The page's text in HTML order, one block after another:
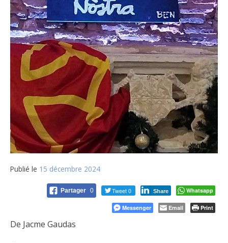
Publié le 15 décembre 2024
Partager 0 Tweet 0 Share Whatsapp
Messenger Email Print
De Jacme Gaudas